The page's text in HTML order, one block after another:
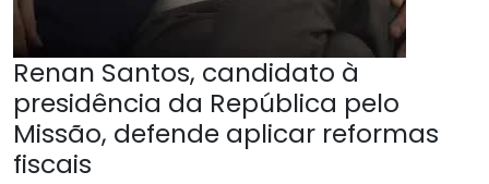
Renan Santos, candidato à
presidência da República pelo
Missão, defende aplicar reformas
fiscais